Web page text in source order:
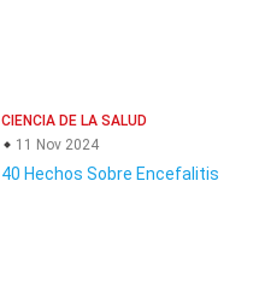
CIENCIA DE LA SALUD
11 Nov 2024
40 Hechos Sobre Encefalitis